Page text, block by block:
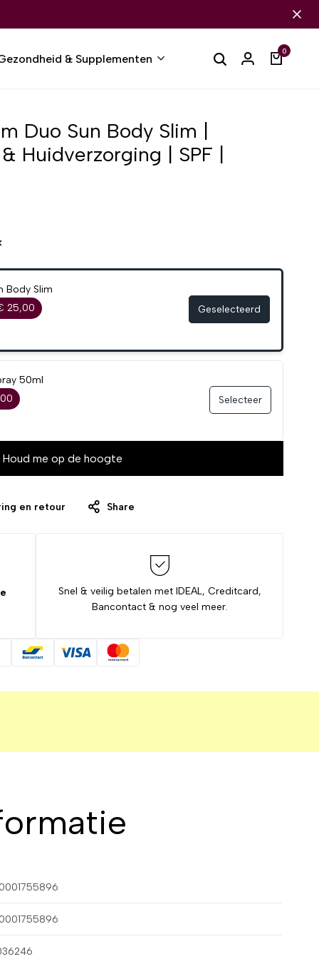
& Supplementen
0
Duo Sun Body Slim |
Huidverzorging | SPF |
Body Slim
25,00
Geselecteerd
50ml
Selecteer
Houd me op de hoogte
en retour Share
Snel & veilig betalen met IDEAL, Creditcard,
Bancontact & nog veel meer.